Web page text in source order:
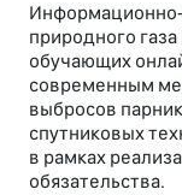
природного
обучающих
современным
выбросов
спутниковых
в рамках
обязательства.